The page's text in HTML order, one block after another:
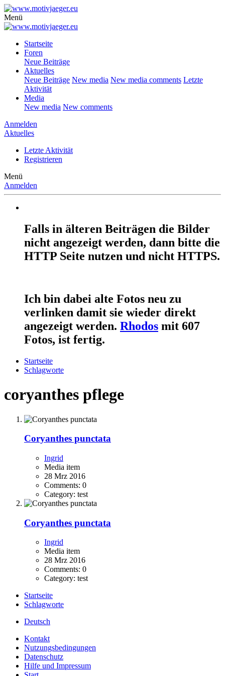
Menü
Startseite
Foren
Neue Beiträge
Aktuelles
Neue Beiträge New media New media comments Letzte
Aktivität
Media
New media New comments
Anmelden
Aktuelles
Letzte Aktivität
Registrieren
Menü
Anmelden
Falls in älteren Beiträgen die Bilder
nicht angezeigt werden, dann bitte die
HTTP Seite nutzen und nicht HTTPS.
Ich bin dabei alte Fotos neu zu
verlinken damit sie wieder direkt
angezeigt werden. Rhodos mit 607
Fotos, ist fertig.
Startseite
Schlagworte
coryanthes pflege
Coryanthes punctata
Ingrid
Media item
28 Mrz 2016
Comments: 0
Category: test
Coryanthes punctata
Ingrid
Media item
28 Mrz 2016
Comments: 0
Category: test
Startseite
Schlagworte
Deutsch
Kontakt
Nutzungsbedingungen
Datenschutz
Hilfe und Impressum